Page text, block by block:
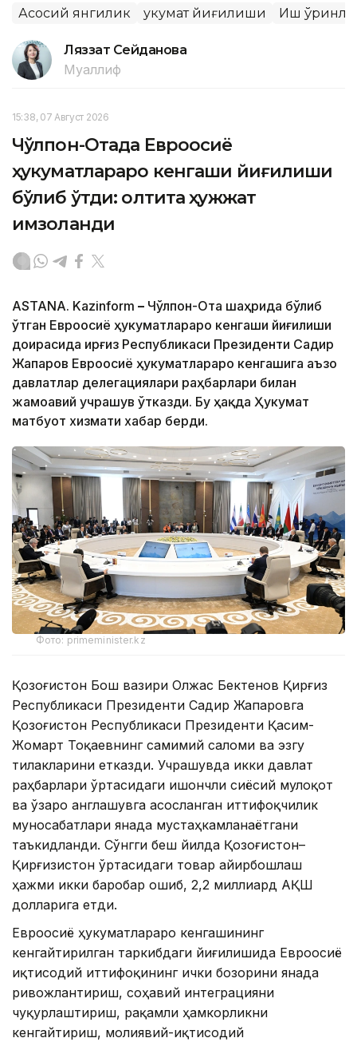
Асосий янгилик Ҳукумат йиғилиши Иш
Ляззат Сейданова
Муаллиф
15:38, 07 Август 2026
Чўлпон-Отада Евроосиё
ҳукуматлараро кенгаши йиғилиши
бўлиб ўтди: олтита ҳужжат
имзоланди
ASTANA. Kazinform – Чўлпон-Ота шаҳрида бўлиб
ўтган Евроосиё ҳукуматлараро кенгаши йиғилиши
доирасида Қирғиз Республикаси Президенти Садир
Жапаров Евроосиё ҳукуматлараро кенгашига аъзо
давлатлар делегациялари раҳбарлари билан
жамоавий учрашув ўтказди. Бу ҳақда Ҳукумат
матбуот хизмати хабар берди.
Фото: primeminister.kz
Қозоғистон Бош вазири Олжас Бектенов Қирғиз
Республикаси Президенти Садир Жапаровга
Қозоғистон Республикаси Президенти Қасим-
Жомарт Тоқаевнинг самимий саломи ва эзгу
тилакларини етказди. Учрашувда икки давлат
раҳбарлари ўртасидаги ишончли сиёсий мулоқот
ва ўзаро англашувга асосланган иттифоқчилик
муносабатлари янада мустаҳкамланаётгани
таъкидланди. Сўнгги беш йилда Қозоғистон–
Қирғизистон ўртасидаги товар айирбошлаш
ҳажми икки баробар ошиб, 2,2 миллиард АҚШ
долларига етди.
Евроосиё ҳукуматлараро кенгашининг
кенгайтирилган таркибдаги йиғилишида Евроосиё
иқтисодий иттифоқининг ички бозорини янада
ривожлантириш, соҳавий интеграцияни
чуқурлаштириш, рақамли ҳамкорликни
кенгайтириш, молиявий-иқтисодий